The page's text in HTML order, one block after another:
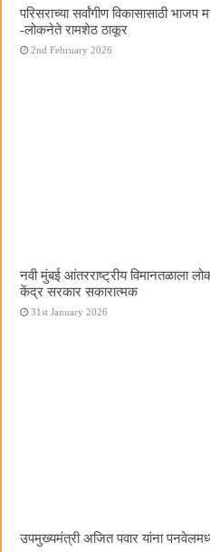
परिसराच्या सर्वांगीण विकासासाठी भाजप
-लोकनेते रामशेठ ठाकूर
2nd February 2026
नवी मुंबई आंतरराष्ट्रीय विमानतळाला
केंद्र सरकार सकारात्मक
31st January 2026
उपमुख्यमंत्री अजित पवार यांना